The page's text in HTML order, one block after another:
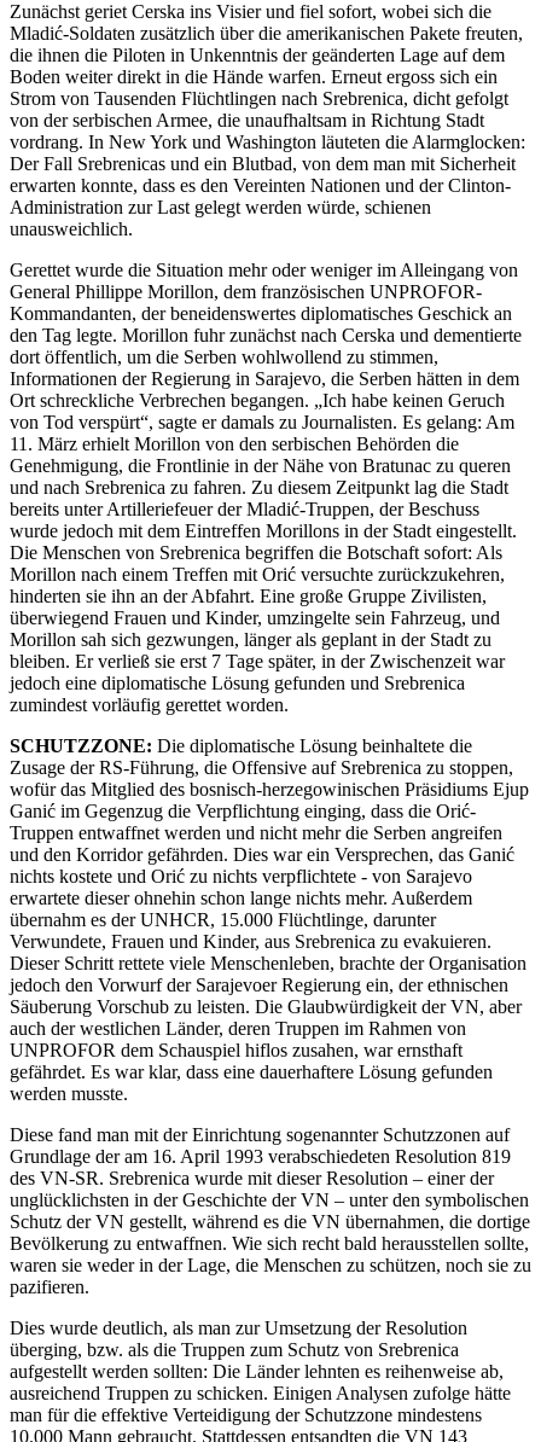
Zunächst geriet Cerska ins Visier und fiel sofort, wobei sich die
Mladić-Soldaten zusätzlich über die amerikanischen Pakete freuten,
die ihnen die Piloten in Unkenntnis der geänderten Lage auf dem
Boden weiter direkt in die Hände warfen. Erneut ergoss sich ein
Strom von Tausenden Flüchtlingen nach Srebrenica, dicht gefolgt
von der serbischen Armee, die unaufhaltsam in Richtung Stadt
vordrang. In New York und Washington läuteten die Alarmglocken:
Der Fall Srebrenicas und ein Blutbad, von dem man mit Sicherheit
erwarten konnte, dass es den Vereinten Nationen und der Clinton-
Administration zur Last gelegt werden würde, schienen
unausweichlich.
Gerettet wurde die Situation mehr oder weniger im Alleingang von
General Phillippe Morillon, dem französischen UNPROFOR-
Kommandanten, der beneidenswertes diplomatisches Geschick an
den Tag legte. Morillon fuhr zunächst nach Cerska und dementierte
dort öffentlich, um die Serben wohlwollend zu stimmen,
Informationen der Regierung in Sarajevo, die Serben hätten in dem
Ort schreckliche Verbrechen begangen. „Ich habe keinen Geruch
von Tod verspürt“, sagte er damals zu Journalisten. Es gelang: Am
11. März erhielt Morillon von den serbischen Behörden die
Genehmigung, die Frontlinie in der Nähe von Bratunac zu queren
und nach Srebrenica zu fahren. Zu diesem Zeitpunkt lag die Stadt
bereits unter Artilleriefeuer der Mladić-Truppen, der Beschuss
wurde jedoch mit dem Eintreffen Morillons in der Stadt eingestellt.
Die Menschen von Srebrenica begriffen die Botschaft sofort: Als
Morillon nach einem Treffen mit Orić versuchte zurückzukehren,
hinderten sie ihn an der Abfahrt. Eine große Gruppe Zivilisten,
überwiegend Frauen und Kinder, umzingelte sein Fahrzeug, und
Morillon sah sich gezwungen, länger als geplant in der Stadt zu
bleiben. Er verließ sie erst 7 Tage später, in der Zwischenzeit war
jedoch eine diplomatische Lösung gefunden und Srebrenica
zumindest vorläufig gerettet worden.
SCHUTZZONE: Die diplomatische Lösung beinhaltete die
Zusage der RS-Führung, die Offensive auf Srebrenica zu stoppen,
wofür das Mitglied des bosnisch-herzegowinischen Präsidiums Ejup
Ganić im Gegenzug die Verpflichtung einging, dass die Orić-
Truppen entwaffnet werden und nicht mehr die Serben angreifen
und den Korridor gefährden. Dies war ein Versprechen, das Ganić
nichts kostete und Orić zu nichts verpflichtete - von Sarajevo
erwartete dieser ohnehin schon lange nichts mehr. Außerdem
übernahm es der UNHCR, 15.000 Flüchtlinge, darunter
Verwundete, Frauen und Kinder, aus Srebrenica zu evakuieren.
Dieser Schritt rettete viele Menschenleben, brachte der Organisation
jedoch den Vorwurf der Sarajevoer Regierung ein, der ethnischen
Säuberung Vorschub zu leisten. Die Glaubwürdigkeit der VN, aber
auch der westlichen Länder, deren Truppen im Rahmen von
UNPROFOR dem Schauspiel hiflos zusahen, war ernsthaft
gefährdet. Es war klar, dass eine dauerhaftere Lösung gefunden
werden musste.
Diese fand man mit der Einrichtung sogenannter Schutzzonen auf
Grundlage der am 16. April 1993 verabschiedeten Resolution 819
des VN-SR. Srebrenica wurde mit dieser Resolution – einer der
unglücklichsten in der Geschichte der VN – unter den symbolischen
Schutz der VN gestellt, während es die VN übernahmen, die dortige
Bevölkerung zu entwaffnen. Wie sich recht bald herausstellen sollte,
waren sie weder in der Lage, die Menschen zu schützen, noch sie zu
pazifieren.
Dies wurde deutlich, als man zur Umsetzung der Resolution
überging, bzw. als die Truppen zum Schutz von Srebrenica
aufgestellt werden sollten: Die Länder lehnten es reihenweise ab,
ausreichend Truppen zu schicken. Einigen Analysen zufolge hätte
man für die effektive Verteidigung der Schutzzone mindestens
10.000 Mann gebraucht. Stattdessen entsandten die VN 143